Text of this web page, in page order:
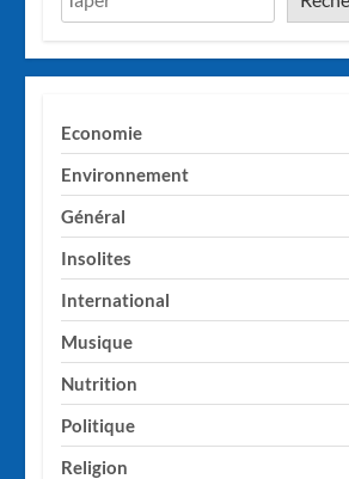
Economie
Environnement
Général
Insolites
International
Musique
Nutrition
Politique
Religion